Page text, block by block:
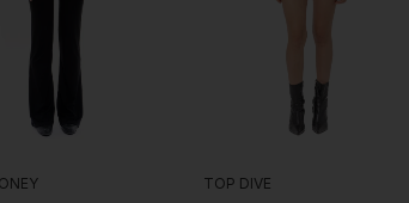
TOP DIVE